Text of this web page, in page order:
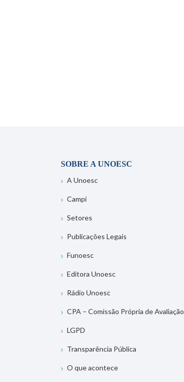
SOBRE A UNOESC
A Unoesc
Campi
Setores
Publicações Legais
Funoesc
Editora Unoesc
Rádio Unoesc
CPA – Comissão Própria de Avaliação
LGPD
Transparência Pública
O que acontece